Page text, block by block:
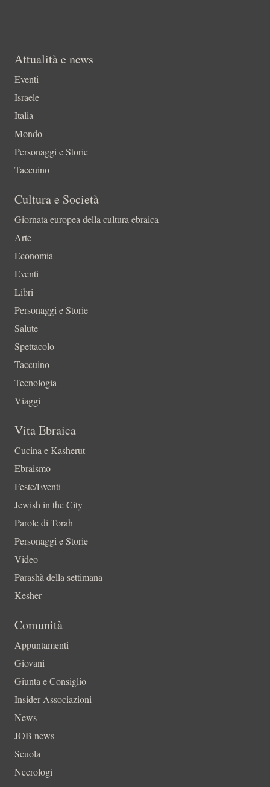
Attualità e news
Eventi
Israele
Italia
Mondo
Personaggi e Storie
Taccuino
Cultura e Società
Giornata europea della cultura ebraica
Arte
Economia
Eventi
Libri
Personaggi e Storie
Salute
Spettacolo
Taccuino
Tecnologia
Viaggi
Vita Ebraica
Cucina e Kasherut
Ebraismo
Feste/Eventi
Jewish in the City
Parole di Torah
Personaggi e Storie
Video
Parashà della settimana
Kesher
Comunità
Appuntamenti
Giovani
Giunta e Consiglio
Insider-Associazioni
News
JOB news
Scuola
Necrologi